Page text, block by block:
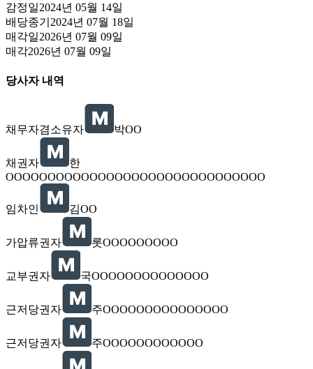
감정일2024년 05월 14일
배당종기 2024년 07월 18일
매각일2026년 07월 09일
매각2026년 07월 09일
당사자 내역
채무자겸소유자 박OO
채권자
한
OOOOOOOOOOOOOOOOOOOOOOOOOOOOOOO
임차인 김OO
가압류권자 롯OOOOOOOOO
교부권자 국OOOOOOOOOOOOOO
근저당권자 주OOOOOOOOOOOOOOO
근저당권자 주OOOOOOOOOOOO